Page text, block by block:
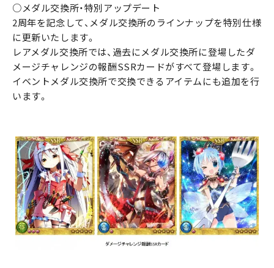
○メダル交換所・特別アップデート
2周年を記念して、メダル交換所のラインナップを特別仕様
に更新いたします。
レアメダル交換所では、過去にメダル交換所に登場したダ
メージチャレンジの報酬SSRカードがすべて登場します。
イベントメダル交換所で交換できるアイテムにも追加を行
います。